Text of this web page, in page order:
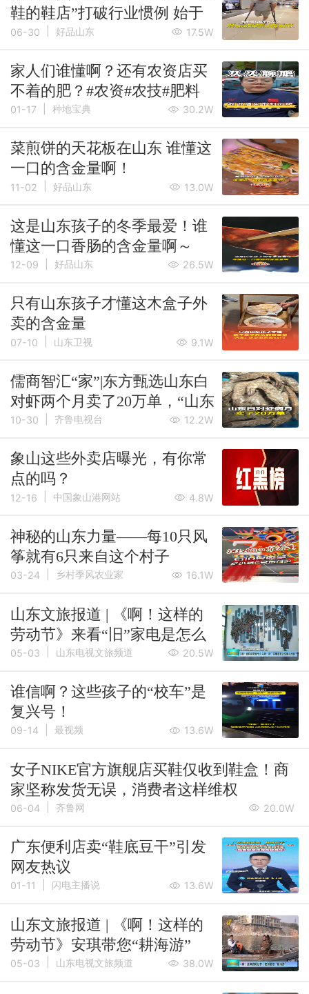
鞋的鞋店”打破行业惯例 始于
感同身受的经历 用善意温暖他
06-30 好品山东 17.5W
家人们谁懂啊？还有农资店买
不着的肥？#农资#农技#肥料
01-17 种地宝典 30.2W
菜煎饼的天花板在山东 谁懂这
一口的含金量啊！
11-02 好品山东 13.0W
这是山东孩子的冬季最爱！谁
懂这一口香肠的含金量啊～
12-09 好品山东 26.5W
只有山东孩子才懂这木盒子外
卖的含金量
07-10 山东卫视 9.1W
儒商智汇“家”|东方甄选山东白
对虾两个月卖了20万单，“山东
像这样的爆款产品还有很多”
10-30 齐鲁电视台 12.2W
象山这些外卖店曝光，有你常
点的吗？
12-16 中国象山港网站 4.8W
神秘的山东力量——每10只风
筝就有6只来自这个村子
03-24 乡村季风农业家 16.1W
山东文旅报道 | 《啊！这样的
劳动节》来看“旧”家电是怎么
变废为宝的？
05-03 山东电视文旅频道 20.5W
谁信啊？这些孩子的“校车”是
复兴号！
09-14 最视频 13.6W
女子NIKE官方旗舰店买鞋仅收到鞋盒！商
家坚称发货无误，消费者这样维权
06-04 齐鲁网 20.0W
广东便利店卖“鞋底豆干”引发
网友热议
01-11 闪电主播说 13.6W
山东文旅报道 | 《啊！这样的
劳动节》安琪带您“耕海游”
05-03 山东电视文旅频道 38.0W